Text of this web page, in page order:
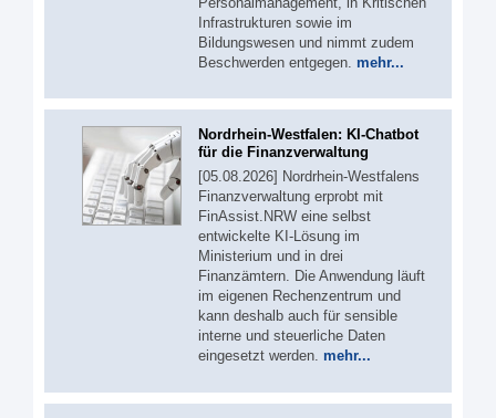
Infrastrukturen sowie im
Bildungswesen und nimmt zudem
Beschwerden entgegen. mehr...
Nordrhein-Westfalen: KI-Chatbot
für die Finanzverwaltung
[05.08.2026] Nordrhein-Westfalens
Finanzverwaltung erprobt mit
FinAssist.NRW eine selbst
entwickelte KI-Lösung im
Ministerium und in drei
Finanzämtern. Die Anwendung läuft
im eigenen Rechenzentrum und
kann deshalb auch für sensible
interne und steuerliche Daten
eingesetzt werden. mehr...